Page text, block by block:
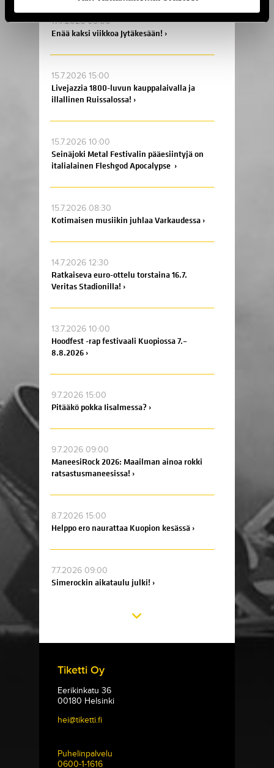
17.7.2026 09:00
Enää kaksi viikkoa Jytäkesään! ›
15.7.2026 15:00
Livejazzia 1800-luvun kauppalaivalla ja
illallinen Ruissalossa! ›
15.7.2026 10:00
Seinäjoki Metal Festivalin pääesiintyjä on
italialainen Fleshgod Apocalypse ›
15.7.2026 08:30
Kotimaisen musiikin juhlaa Varkaudessa ›
14.7.2026 12:30
Ratkaiseva euro-ottelu torstaina 16.7.
Veritas Stadionilla! ›
13.7.2026 10:00
Hoodfest -rap festivaali Kuopiossa 7.–
8.8.2026 ›
9.7.2026 15:00
Pitääkö pokka Iisalmessa? ›
9.7.2026 09:00
ManeesiRock 2026: Maailman ainoa rokki
ratsastusmaneesissa! ›
8.7.2026 15:00
Helppo ero naurattaa Kuopion kesässä ›
7.7.2026 09:00
Simerockin aikataulu julki! ›
Tiketti Oy
Eerikinkatu 36
00180 Helsinki
hei@tiketti.fi
Puhelinpalvelu
0600-1-1616